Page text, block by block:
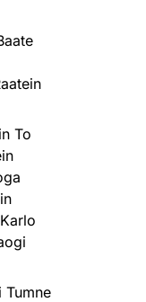
To
Tumne